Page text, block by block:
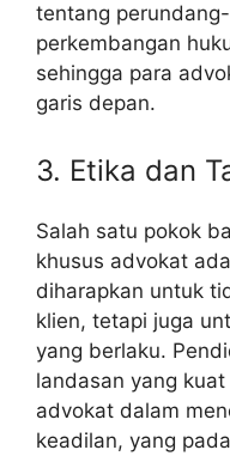
tentang
perkembangan
sehingga para
garis depan.
3. Etika dan
Salah satu pokok
khusus advokat
diharapkan untuk
klien, tetapi juga
yang berlaku.
landasan yang
advokat dalam
keadilan, yang